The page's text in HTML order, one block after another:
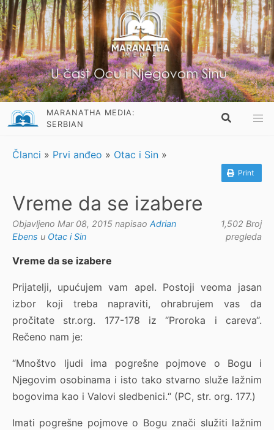
MARANATHA MEDIA:
SERBIAN
Članci » Prvi anđeo » Otac i Sin »
Print
Vreme da se izabere
Objavljeno Mar 08, 2015 napisao Adrian
Ebens u Otac i Sin
1,502 Broj
pregleda
Vreme da se izabere
Prijatelji, upućujem vam apel. Postoji veoma jasan
izbor koji treba napraviti, ohrabrujem vas da
pročitate str.org. 177-178 iz “Proroka i careva“.
Rečeno nam je:
“Mnoštvo ljudi ima pogrešne pojmove o Bogu i
Njegovim osobinama i isto tako stvarno služe lažnim
bogovima kao i Valovi sledbenici.“ (PC, str. org. 177.)
Imati pogrešne pojmove o Bogu znači služiti lažnim